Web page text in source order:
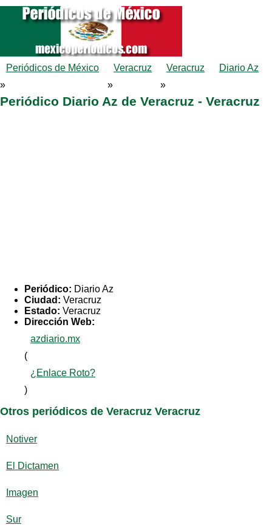
Periódicos de México
»
Veracruz
»
Veracruz
»
Diario Az
Periódico Diario Az de Veracruz - Veracruz
Periódico: Diario Az
Ciudad: Veracruz
Estado: Veracruz
Dirección Web:
azdiario.mx
(
¿Enlace Roto?
)
Otros periódicos de Veracruz Veracruz
Notiver
El Dictamen
Imagen
Sur